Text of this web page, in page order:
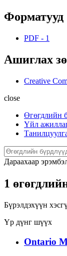
Форматууд
PDF - 1
Ашиглах
Creative
close
Өгөгдлийн
Үйл
Дараахаар
1
Бүрэлдэхүүн
Үр дүнг шүүх
Ontario